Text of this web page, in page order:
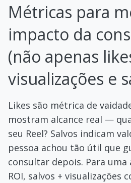
Métricas para
impacto da
(não apenas
visualizações e
Likes são métrica de
mostram alcance real —
seu Reel? Salvos indicam
pessoa achou tão útil que
consultar depois. Para uma
ROI, salvos + visualizações